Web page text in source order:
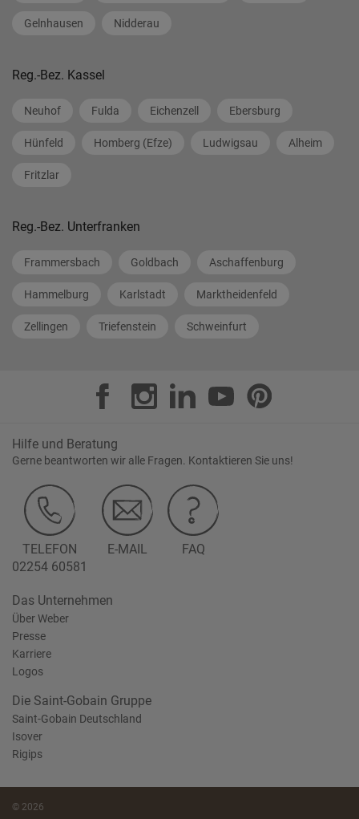
Gelnhausen Nidderau
Reg.-Bez. Kassel
Neuhof Fulda Eichenzell Ebersburg
Hünfeld Homberg (Efze) Ludwigsau Alheim
Fritzlar
Reg.-Bez. Unterfranken
Frammersbach Goldbach Aschaffenburg
Hammelburg Karlstadt Marktheidenfeld
Zellingen Triefenstein Schweinfurt
Hilfe und Beratung
Gerne beantworten wir alle Fragen. Kontaktieren Sie uns!
TELEFON
02254 60581
E-MAIL FAQ
Das Unternehmen
Über Weber
Presse
Karriere
Logos
Die Saint-Gobain Gruppe
Saint-Gobain Deutschland
Isover
Rigips
© 2026